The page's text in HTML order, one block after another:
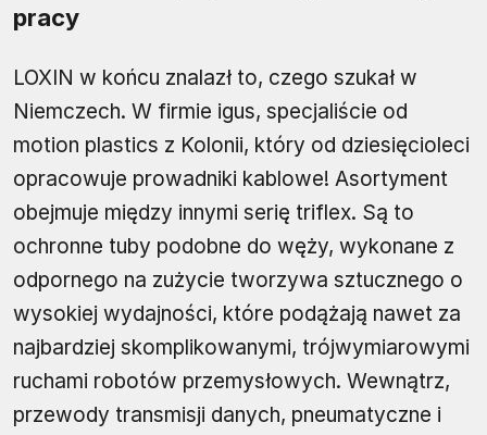
pracy
LOXIN w końcu znalazł to, czego szukał w
Niemczech. W firmie igus, specjaliście od
motion plastics z Kolonii, który od dziesięcioleci
opracowuje prowadniki kablowe! Asortyment
obejmuje między innymi serię triflex. Są to
ochronne tuby podobne do węży, wykonane z
odpornego na zużycie tworzywa sztucznego o
wysokiej wydajności, które podążają nawet za
najbardziej skomplikowanymi, trójwymiarowymi
ruchami robotów przemysłowych. Wewnątrz,
przewody transmisji danych, pneumatyczne i